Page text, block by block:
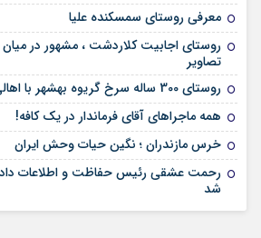
معرفی روستای سمسکنده علیا
روستای اجابیت کلاردشت ، مشهور در
تصاویر
روستای 300 ساله سرخ ‌گریوه بهشهر با اهالی کردستان + تصاویر
همه ماجراهای آقای فرماندار در یک کافه!
خرس مازندران ؛ نگین حیات وحش ایران
رحمت عشقی رئیس حفاظت و اطلاعات
شد